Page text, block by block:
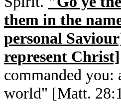
them in the
personal
represent Christ]
commanded
world" [Matt.